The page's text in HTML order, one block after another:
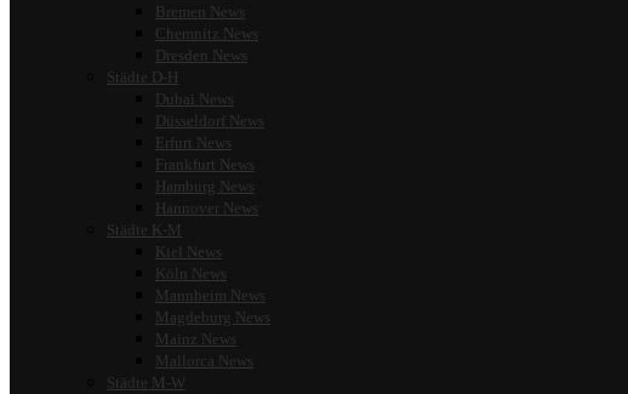
Bremen News
Chemnitz News
Dresden News
Städte D-H
Dubai News
Düsseldorf News
Erfurt News
Frankfurt News
Hamburg News
Hannover News
Städte K-M
Kiel News
Köln News
Mannheim News
Magdeburg News
Mainz News
Mallorca News
Städte M-W